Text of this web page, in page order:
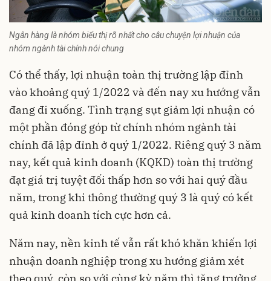
Ngân hàng là nhóm biểu thị rõ nhất cho câu chuyện lợi nhuận của
nhóm ngành tài chính nói chung
Có thể thấy, lợi nhuận toàn thị trường lập đỉnh
vào khoảng quý 1/2022 và đến nay xu hướng vẫn
đang đi xuống. Tình trạng sụt giảm lợi nhuận có
một phần đóng góp từ chính nhóm ngành tài
chính đã lập đỉnh ở quý 1/2022. Riêng quý 3 năm
nay, kết quả kinh doanh (KQKD) toàn thị trường
đạt giá trị tuyệt đối thấp hơn so với hai quý đầu
năm, trong khi thông thường quý 3 là quý có kết
quả kinh doanh tích cực hơn cả.
Năm nay, nền kinh tế vẫn rất khó khăn khiến lợi
nhuận doanh nghiệp trong xu hướng giảm xét